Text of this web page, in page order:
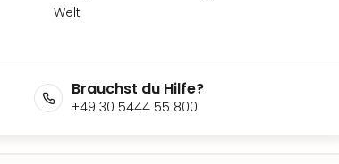
Welt
Brauchst du Hilfe?
+49 30 5444 55 800